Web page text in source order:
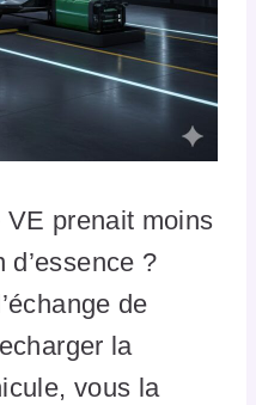
prenait moins
d’essence ?
de
la
vous la